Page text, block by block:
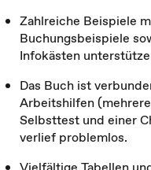
Zahlreiche Beispiele
Buchungsbeispiele
Infokästen
Das Buch ist
Arbeitshilfen
Selbsttest und einer
verlief problemlos.